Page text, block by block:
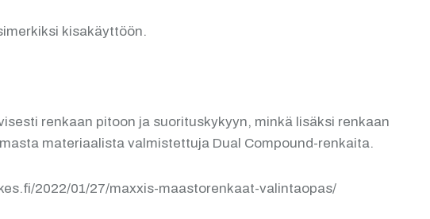
kisakäyttöön.
renkaan pitoon ja suorituskykyyn, minkä lisäksi renkaan
materiaalista valmistettuja Dual Compound-renkaita.
2022/01/27/maxxis-maastorenkaat-valintaopas/